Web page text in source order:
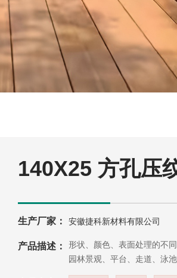
140X25 方孔压
生产厂家： 安徽捷科新材料有限公司
产品描述：捷科形状、颜色、表面处理的不
园林景观、平台、走道、泳